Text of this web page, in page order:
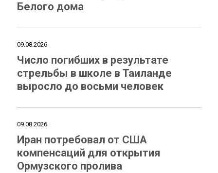
Белого дома
09.08.2026
Число погибших в результате
стрельбы в школе в Таиланде
выросло до восьми человек
09.08.2026
Иран потребовал от США
компенсаций для открытия
Ормузского пролива